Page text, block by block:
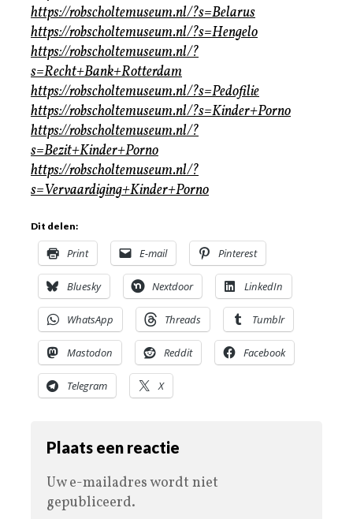
https://robscholtemuseum.nl/?s=Belarus
https://robscholtemuseum.nl/?s=Hengelo
https://robscholtemuseum.nl/?
s=Recht+Bank+Rotterdam
https://robscholtemuseum.nl/?s=Pedofilie
https://robscholtemuseum.nl/?s=Kinder+Porno
https://robscholtemuseum.nl/?
s=Bezit+Kinder+Porno
https://robscholtemuseum.nl/?
s=Vervaardiging+Kinder+Porno
Dit delen:
Print E-mail Pinterest
Bluesky Nextdoor LinkedIn
WhatsApp Threads Tumblr
Mastodon Reddit Facebook
Telegram X
Plaats een reactie
Uw e-mailadres wordt niet
gepubliceerd.